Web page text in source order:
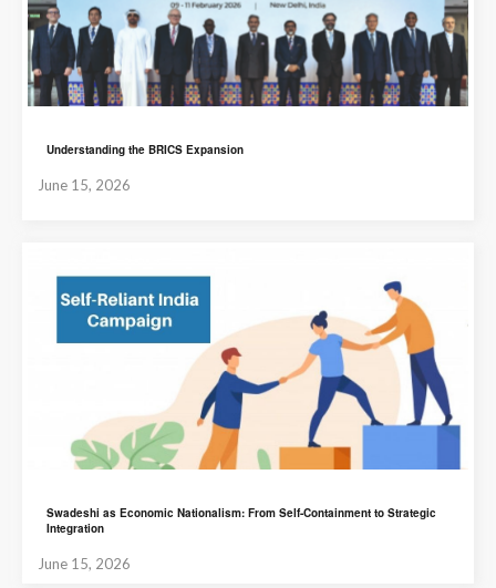
Understanding the BRICS Expansion
June 15, 2026
Swadeshi as Economic Nationalism: From Self-Containment to Strategic
Integration
June 15, 2026